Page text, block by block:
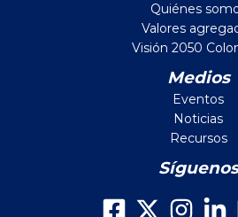
Quiénes
Valores
Visión 2050
Medios
Eventos
Noticias
Recursos
Síguenos